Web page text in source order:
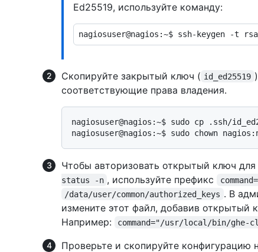
Ed25519, используйте команду:
Скопируйте закрытый ключ ( id_ed25519
соответствующие права владения.
nagiosuser@nagios:~$ sudo cp .ssh/
Чтобы авторизовать открытый ключ для
status -n , используйте префикс command=
/data/user/common/authorized_keys . В
измените этот файл, добавив открытый
Например:
command="/usr/local/bin/ghe-
Проверьте и скопируйте конфигурацию